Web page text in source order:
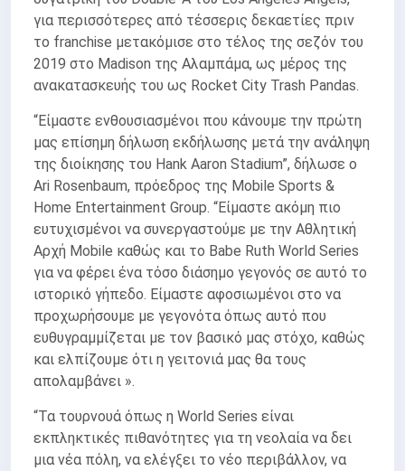
για περισσότερες από τέσσερις δεκαετίες πριν
το franchise μετακόμισε στο τέλος της σεζόν του
2019 στο Madison της Αλαμπάμα, ως μέρος της
ανακατασκευής του ως Rocket City Trash Pandas.
“Είμαστε ενθουσιασμένοι που κάνουμε την πρώτη
μας επίσημη δήλωση εκδήλωσης μετά την ανάληψη
της διοίκησης του Hank Aaron Stadium”, δήλωσε ο
Ari Rosenbaum, πρόεδρος της Mobile Sports &
Home Entertainment Group. “Είμαστε ακόμη πιο
ευτυχισμένοι να συνεργαστούμε με την Αθλητική
Αρχή Mobile καθώς και το Babe Ruth World Series
για να φέρει ένα τόσο διάσημο γεγονός σε αυτό το
ιστορικό γήπεδο. Είμαστε αφοσιωμένοι στο να
προχωρήσουμε με γεγονότα όπως αυτό που
ευθυγραμμίζεται με τον βασικό μας στόχο, καθώς
και ελπίζουμε ότι η γειτονιά μας θα τους
απολαμβάνει ».
“Τα τουρνουά όπως η World Series είναι
εκπληκτικές πιθανότητες για τη νεολαία να δει
μια νέα πόλη, να ελέγξει το νέο περιβάλλον, να